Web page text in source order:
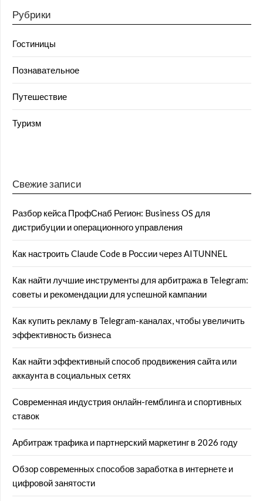
Рубрики
Гостиницы
Познавательное
Путешествие
Туризм
Свежие записи
Разбор кейса ПрофСнаб Регион: Business OS для
дистрибуции и операционного управления
Как настроить Claude Code в России через AITUNNEL
Как найти лучшие инструменты для арбитража в Telegram:
советы и рекомендации для успешной кампании
Как купить рекламу в Telegram-каналах, чтобы увеличить
эффективность бизнеса
Как найти эффективный способ продвижения сайта или
аккаунта в социальных сетях
Современная индустрия онлайн-гемблинга и спортивных
ставок
Арбитраж трафика и партнерский маркетинг в 2026 году
Обзор современных способов заработка в интернете и
цифровой занятости